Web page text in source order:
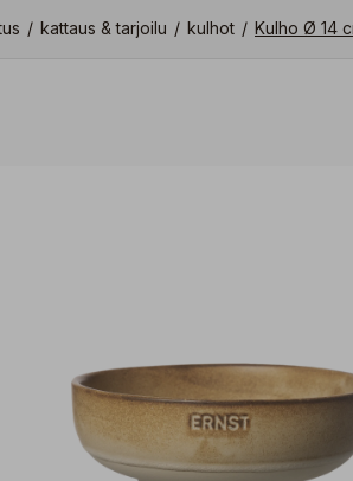
/ kattaus & tarjoilu / kulhot / Kulho Ø 14